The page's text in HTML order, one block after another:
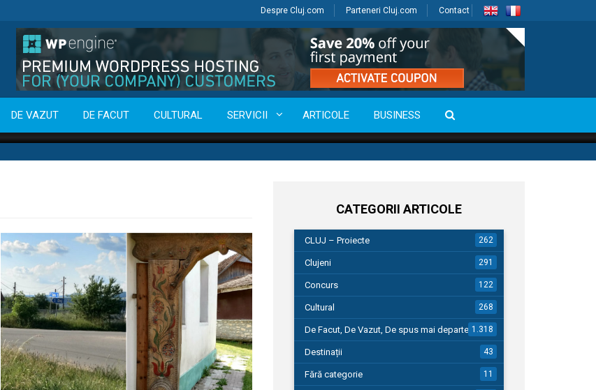
Despre Cluj.com Parteneri Cluj.com Contact
DE VAZUT DE FACUT CULTURAL SERVICII ARTICOLE BUSINESS
CATEGORII ARTICOLE
CLUJ – Proiecte 262
Clujeni 291
Concurs 122
Cultural 268
De Facut, De Vazut, De spus mai departe…1.318
Destinații 43
Fără categorie 11